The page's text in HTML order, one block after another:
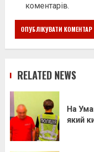
коментарів.
RELATED NEWS
На
який